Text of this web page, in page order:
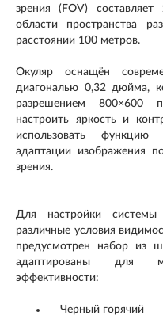
зрения (FOV) составляет
области пространства
расстоянии 100 метров.
Окуляр оснащён
диагональю 0,32 дюйма,
разрешением 800×600
настроить яркость и
использовать
адаптации изображения
зрения.
Для настройки системы
различные условия
предусмотрен набор из
адаптированы для
эффективности:
Черный горячий